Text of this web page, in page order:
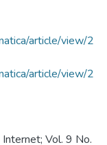
article/view/2
article/view/2
Vol. 9 No.